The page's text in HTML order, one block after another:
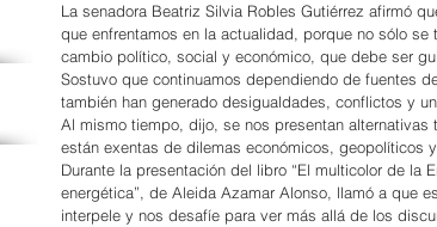
La senadora Beatriz Silvia Robles Gutiérrez afirmó
que enfrentamos en la actualidad, porque no sólo
cambio político, social y económico, que debe ser
Sostuvo que continuamos dependiendo de fuentes
también han generado desigualdades, conflictos y
Al mismo tiempo, dijo, se nos presentan
están exentas de dilemas económicos, geopolíticos
Durante la presentación del libro “El multicolor de la
energética”, de Aleida Azamar Alonso, llamó a que
interpele y nos desafíe para ver más allá de los